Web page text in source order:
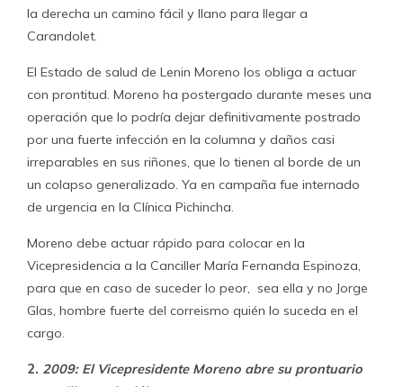
la derecha un camino fácil y llano para llegar a
Carandolet.
El Estado de salud de Lenin Moreno los obliga a actuar
con prontitud. Moreno ha postergado durante meses una
operación que lo podría dejar definitivamente postrado
por una fuerte infección en la columna y daños casi
irreparables en sus riñones, que lo tienen al borde de un
un colapso generalizado. Ya en campaña fue internado
de urgencia en la Clínica Pichincha.
Moreno debe actuar rápido para colocar en la
Vicepresidencia a la Canciller María Fernanda Espinoza,
para que en caso de suceder lo peor, sea ella y no Jorge
Glas, hombre fuerte del correismo quién lo suceda en el
cargo.
2. 2009: El Vicepresidente Moreno abre su prontuario